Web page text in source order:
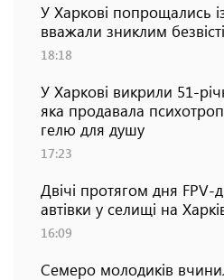
У Харкові попрощались
вважали зниклим безвісті
18:18
У Харкові викрили 51-
яка продавала
гелю для душу
17:23
Двічі протягом дня FPV-
автівки у селищі на
16:09
Семеро молодиків